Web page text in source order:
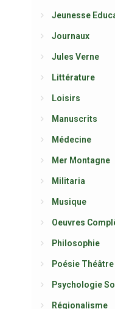
Jeunesse
Journaux
Jules Verne
Littérature
Loisirs
Manuscrits
Médecine
Mer Montagne
Militaria
Musique
Oeuvres
Philosophie
Poésie Théâtre
Psychologie
Régionalisme